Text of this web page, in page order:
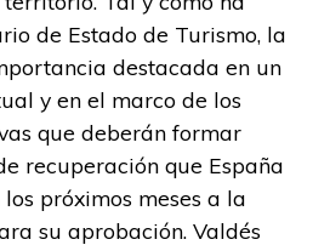
de Estado de Turismo, la
destacada en un
y en el marco de los
que deberán formar
recuperación que España
próximos meses a la
su aprobación. Valdés